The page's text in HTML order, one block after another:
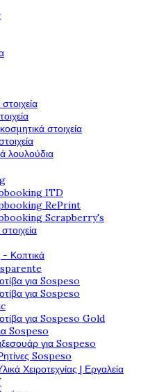
στοιχεία
λουλούδια
ITD
RePrint
Scrapberry's
- Κοπτικά
για Sospeso
για Sospeso
για Sospeso Gold
Sospeso
για Sospeso
Sospeso
Χειροτεχνίας | Εργαλεία